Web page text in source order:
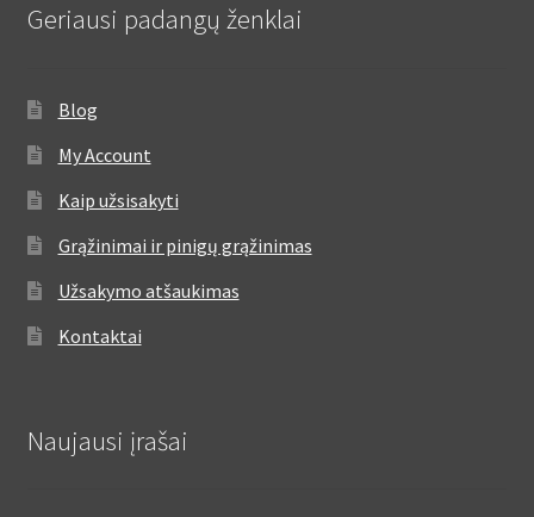
Geriausi padangų ženklai
Blog
My Account
Kaip užsisakyti
Grąžinimai ir pinigų grąžinimas
Užsakymo atšaukimas
Kontaktai
Naujausi įrašai